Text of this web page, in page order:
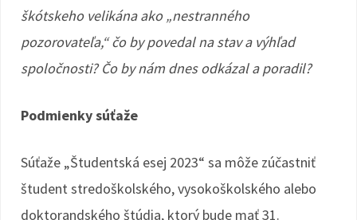
škótskeho velikána ako „nestranného
pozorovateľa,“ čo by povedal na stav a výhľad
spoločnosti? Čo by nám dnes odkázal a poradil?
Podmienky súťaže
Súťaže „Študentská esej 2023“ sa môže zúčastniť
študent stredoškolského, vysokoškolského alebo
doktorandského štúdia, ktorý bude mať 31.